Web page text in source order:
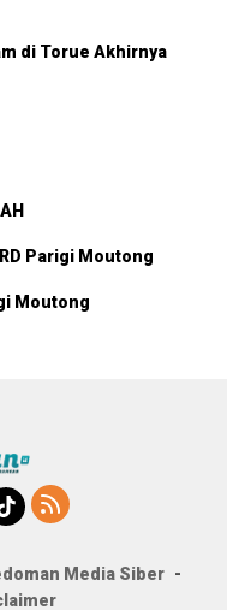
di Torue Akhirnya
Parigi Moutong
Moutong
Media Siber